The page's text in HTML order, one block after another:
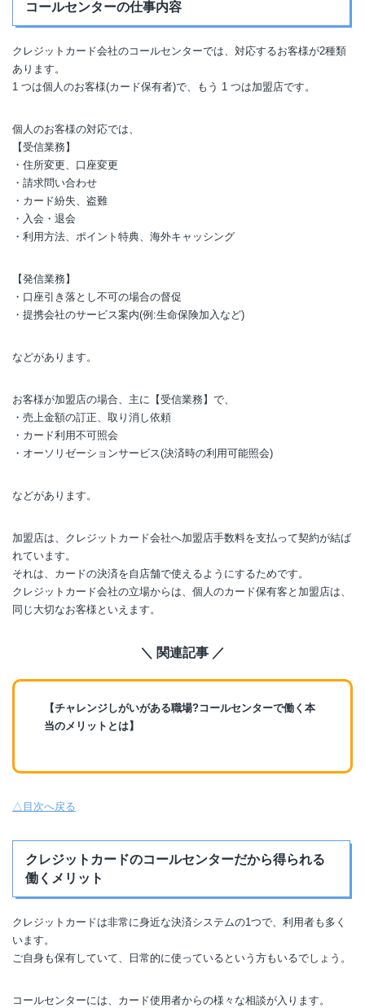
コールセンターの仕事内容
クレジットカード会社のコールセンターでは、対応するお客様が2種類
あります。
1 つは個人のお客様(カード保有者)で、もう 1 つは加盟店です。
個人のお客様の対応では、
【受信業務】
・住所変更、口座変更
・請求問い合わせ
・カード紛失、盗難
・入会・退会
・利用方法、ポイント特典、海外キャッシング
【発信業務】
・口座引き落とし不可の場合の督促
・提携会社のサービス案内(例:生命保険加入など)
などがあります。
お客様が加盟店の場合、主に【受信業務】で、
・売上金額の訂正、取り消し依頼
・カード利用不可照会
・オーソリゼーションサービス(決済時の利用可能照会)
などがあります。
加盟店は、クレジットカード会社へ加盟店手数料を支払って契約が結ば
れています。
それは、カードの決済を自店舗で使えるようにするためです。
クレジットカード会社の立場からは、個人のカード保有客と加盟店は、
同じ大切なお客様といえます。
＼ 関連記事 ／
【チャレンジしがいがある職場?コールセンターで働く本
当のメリットとは】
△目次へ戻る
クレジットカードのコールセンターだから得られる
働くメリット
クレジットカードは非常に身近な決済システムの1つで、利用者も多く
います。
ご自身も保有していて、日常的に使っているという方もいるでしょう。
コールセンターには、カード使用者からの様々な相談が入ります。